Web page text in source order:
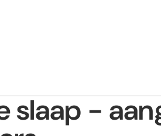
slaap -